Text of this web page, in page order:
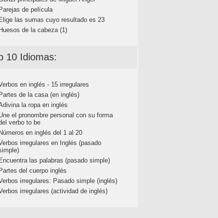
de película
las sumas cuyo resultado es 23
de la cabeza (1)
10 Idiomas:
en inglés - 15 irregulares
de la casa (en inglés)
la ropa en inglés
el pronombre personal con su forma
verbo to be
en inglés del 1 al 20
irregulares en Inglés (pasado
las palabras (pasado simple)
del cuerpo inglés
irregulares: Pasado simple (inglés)
irregulares (actividad de inglés)